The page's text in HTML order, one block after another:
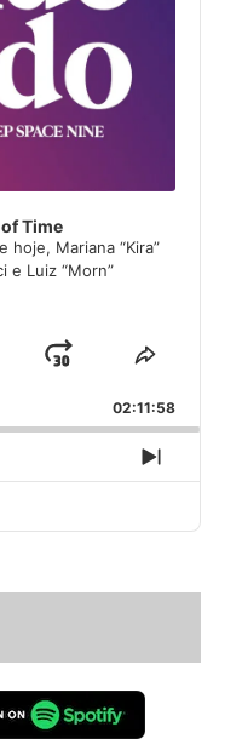
Time
hoje, Mariana “Kira”
e Luiz “Morn”
Jump
Forward
Share
Episode
02:11:58
Next